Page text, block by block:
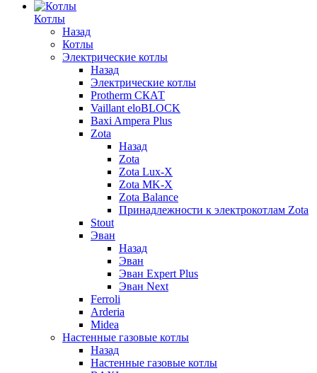
Котлы
Назад
Котлы
Электрические котлы
Назад
Электрические котлы
Protherm СКАТ
Vaillant eloBLOCK
Baxi Ampera Plus
Zota
Назад
Zota
Zota Lux-X
Zota MK-X
Zota Balance
Принадлежности к электрокотлам Zota
Stout
Эван
Назад
Эван
Эван Expert Plus
Эван Next
Ferroli
Arderia
Midea
Настенные газовые котлы
Назад
Настенные газовые котлы